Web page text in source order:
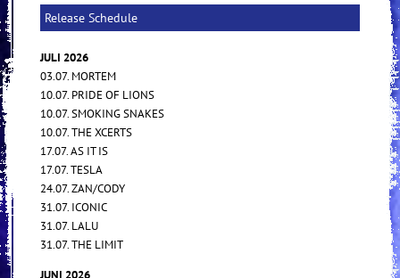
Release Schedule
JULI 2026
03.07. MORTEM
10.07. PRIDE OF LIONS
10.07. SMOKING SNAKES
10.07. THE XCERTS
17.07. AS IT IS
17.07. TESLA
24.07. ZAN/CODY
31.07. ICONIC
31.07. LALU
31.07. THE LIMIT
JUNI 2026